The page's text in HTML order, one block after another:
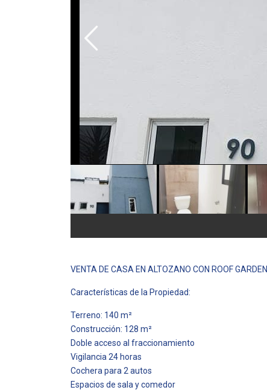
VENTA DE CASA EN ALTOZANO CON ROOF GARDEN
Características de la Propiedad:
Terreno: 140 m²
Construcción: 128 m²
Doble acceso al fraccionamiento
Vigilancia 24 horas
Cochera para 2 autos
Espacios de sala y comedor